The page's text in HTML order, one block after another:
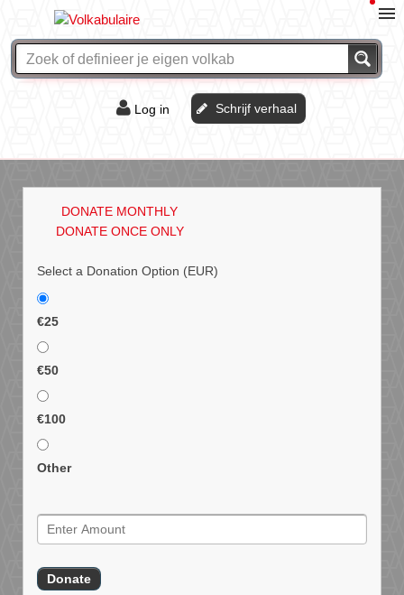
Log in Schrijf verhaal
DONATE MONTHLY
DONATE ONCE ONLY
Select a Donation Option (EUR)
€25
€50
€100
Other